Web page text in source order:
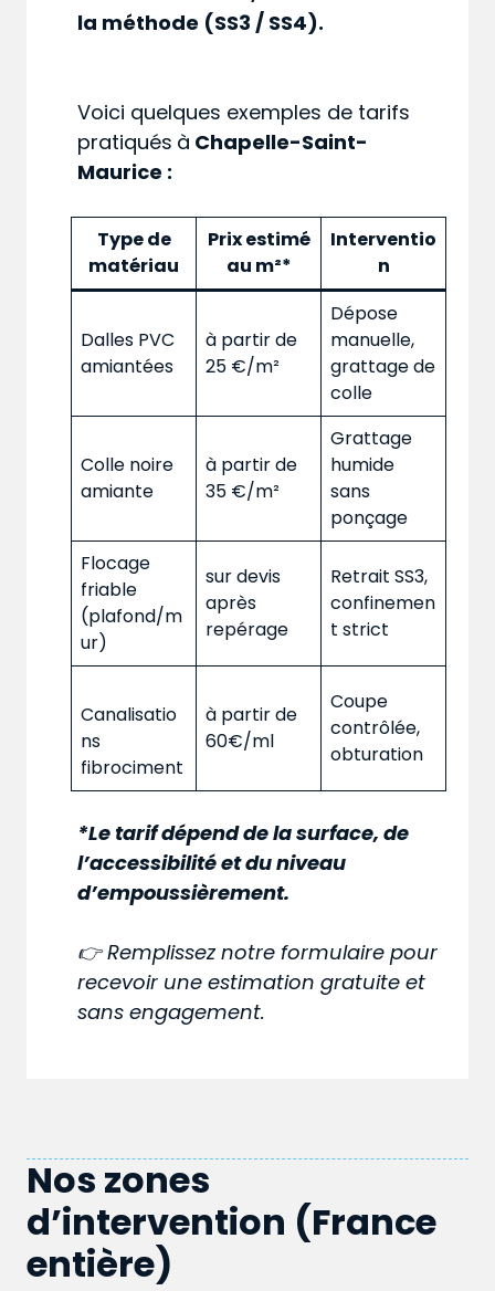
la méthode (SS3 / SS4).
Voici quelques exemples de tarifs
pratiqués à Chapelle-Saint-
Maurice :
Type de
matériau
Prix estimé
au m²*
Interventio
n
Dalles PVC
amiantées
à partir de
25 €/m²
Dépose
manuelle,
grattage de
colle
Colle noire
amiante
à partir de
35 €/m²
Grattage
humide
sans
ponçage
Flocage
friable
(plafond/m
ur)
sur devis
après
repérage
Retrait SS3,
confinemen
t strict
Canalisatio
ns
fibrociment
à partir de
60€/ml
Coupe
contrôlée,
obturation
*Le tarif dépend de la surface, de
l’accessibilité et du niveau
d’empoussièrement.
👉 Remplissez notre formulaire pour
recevoir une estimation gratuite et
sans engagement.
Nos zones
d’intervention (France
entière)